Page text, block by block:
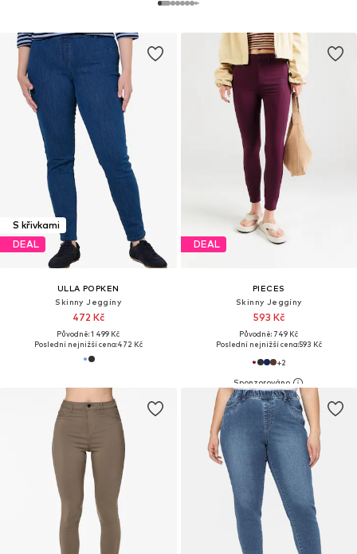
S křivkami
DEAL
ULLA POPKEN
Skinny Jeggíny
472 Kč
Původně: 1 499 Kč
Poslední nejnižší cena:472 Kč
DEAL
PIECES
Skinny Jeggíny
593 Kč
Původně: 749 Kč
Poslední nejnižší cena:593 Kč
+2